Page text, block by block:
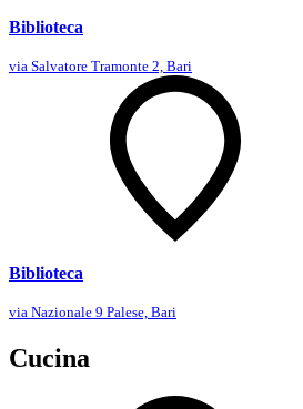
Biblioteca
via Salvatore Tramonte 2, Bari
Biblioteca
via Nazionale 9 Palese, Bari
Cucina